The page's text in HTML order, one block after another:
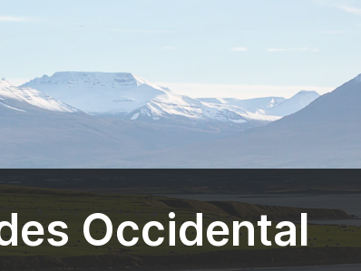
Occidental